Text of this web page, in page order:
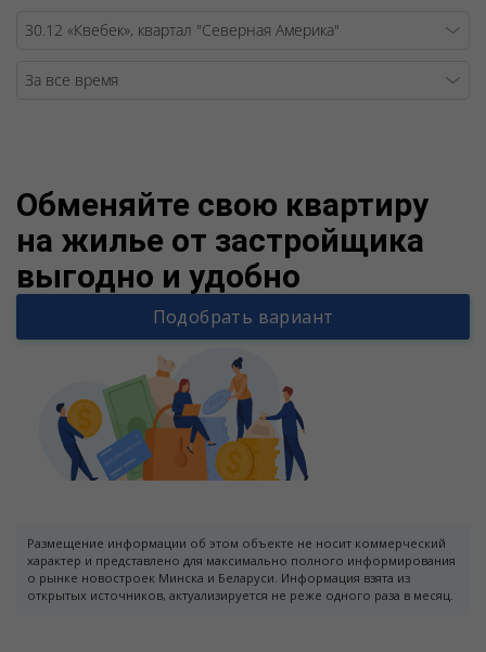
Обменяйте свою квартиру
на жилье от застройщика
выгодно и удобно
Подобрать вариант
Размещение информации об этом объекте не носит коммерческий
характер и представлено для максимально полного информирования
о рынке новостроек Минска и Беларуси. Информация взята из
открытых источников, актуализируется не реже одного раза в месяц.